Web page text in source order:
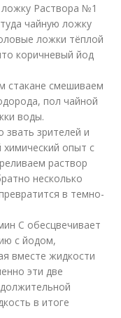
Раствора №1
чайную ложку
ложки тёплой
коричневый йод
стакане смешиваем
пол чайной
воды.
зрителей и
опыт с
раствор
несколько
в темно-
С обесцвечивает
с йодом,
вместе жидкости
эти две
в итоге